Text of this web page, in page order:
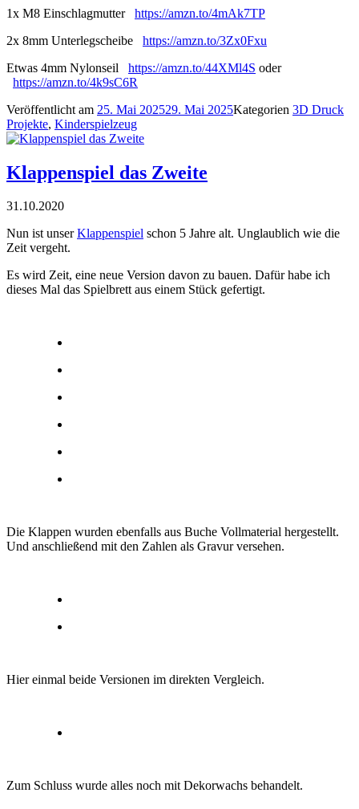
1x M8 Einschlagmutter https://amzn.to/4mAk7TP
2x 8mm Unterlegscheibe https://amzn.to/3Zx0Fxu
Etwas 4mm Nylonseil https://amzn.to/44XMl4S oder
https://amzn.to/4k9sC6R
Veröffentlicht am 25. Mai 202529. Mai 2025Kategorien 3D Druck
Projekte, Kinderspielzeug
Klappenspiel das Zweite
31.10.2020
Nun ist unserKlappenspiel schon 5 Jahre alt. Unglaublich wie die
Zeit vergeht.
Es wird Zeit, eine neue Version davon zu bauen. Dafür habe ich
dieses Mal das Spielbrett aus einem Stück gefertigt.
Die Klappen wurden ebenfalls aus Buche Vollmaterial hergestellt.
Und anschließend mit den Zahlen als Gravur versehen.
Hier einmal beide Versionen im direkten Vergleich.
Zum Schluss wurde alles noch mit Dekorwachs behandelt.